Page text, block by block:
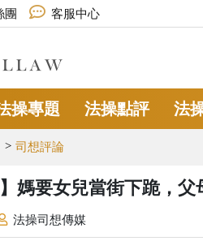
團 客服中心
操專題 法操點評 法
司想評論
】媽要女兒當街下跪，
法操司想傳媒